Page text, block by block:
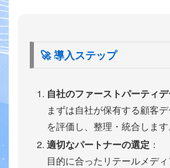
🚀 導入ステップ
自社のファーストパーティ
まずは自社が保有する顧客
を評価し、整理・統合します
適切なパートナーの選定 ：
目的に合ったリテールメデ